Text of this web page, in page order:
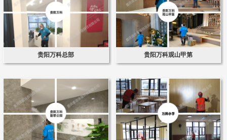
贵阳万科总部 贵阳万科观山甲第